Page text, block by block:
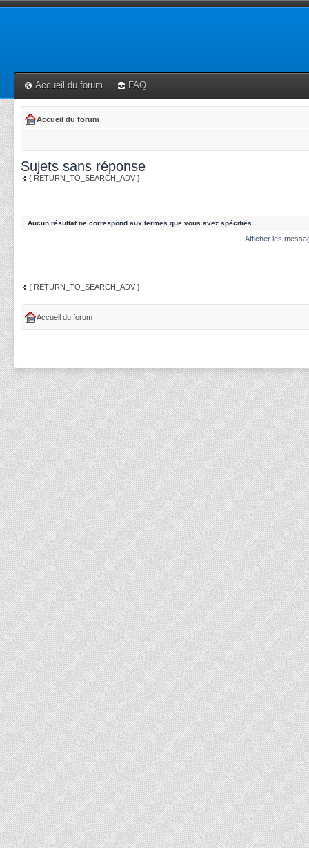
Accueil du forum FAQ
Accueil du forum
Sujets sans réponse
{ RETURN_TO_SEARCH_ADV }
Aucun résultat ne correspond aux termes que vous avez spécifiés.
Afficher les
{ RETURN_TO_SEARCH_ADV }
Accueil du forum